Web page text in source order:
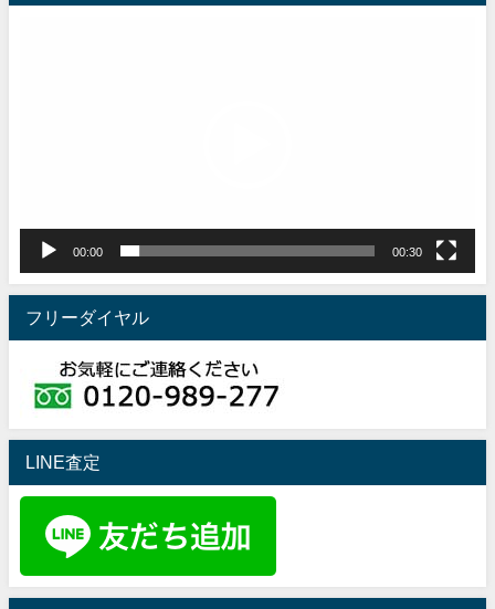
00:00 00:30
フリーダイヤル
LINE査定